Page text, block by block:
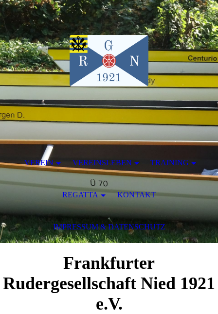
Frankfurter
Rudergesellschaft Nied 1921
e.V.
VEREIN VEREINSLEBEN TRAINING
REGATTA KONTAKT
IMPRESSUM & DATENSCHUTZ